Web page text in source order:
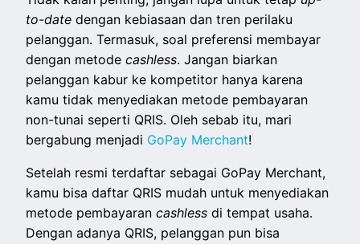
to-datedengan kebiasaan dan tren perilaku
pelanggan. Termasuk, soal preferensi membayar
dengan metodecashless. Jangan biarkan
pelanggan kabur ke kompetitor hanya karena
kamu tidak menyediakan metode pembayaran
non-tunai seperti QRIS. Oleh sebab itu, mari
bergabung menjadi GoPay Merchant!
Setelah resmi terdaftar sebagai GoPay Merchant,
kamu bisa daftar QRIS mudah untuk menyediakan
metode pembayarancashlessdi tempat usaha.
Dengan adanya QRIS, pelanggan pun bisa